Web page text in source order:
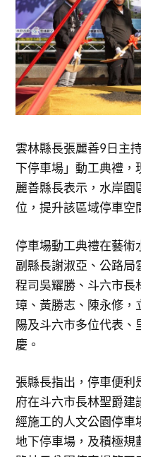
雲林縣長張麗善9日主
下停車場」動工典禮
麗善縣長表示，水岸
位，提升該區域停車空
停車場動工典禮在藝術
副縣長謝淑亞、公路局
程司吳耀勝、斗六市長
璋、黃勝志、陳永修，
陽及斗六市多位代表
慶。
張縣長指出，停車便利
府在斗六市長林聖爵建
經施工的人文公園停車
地下停車場，及積極規